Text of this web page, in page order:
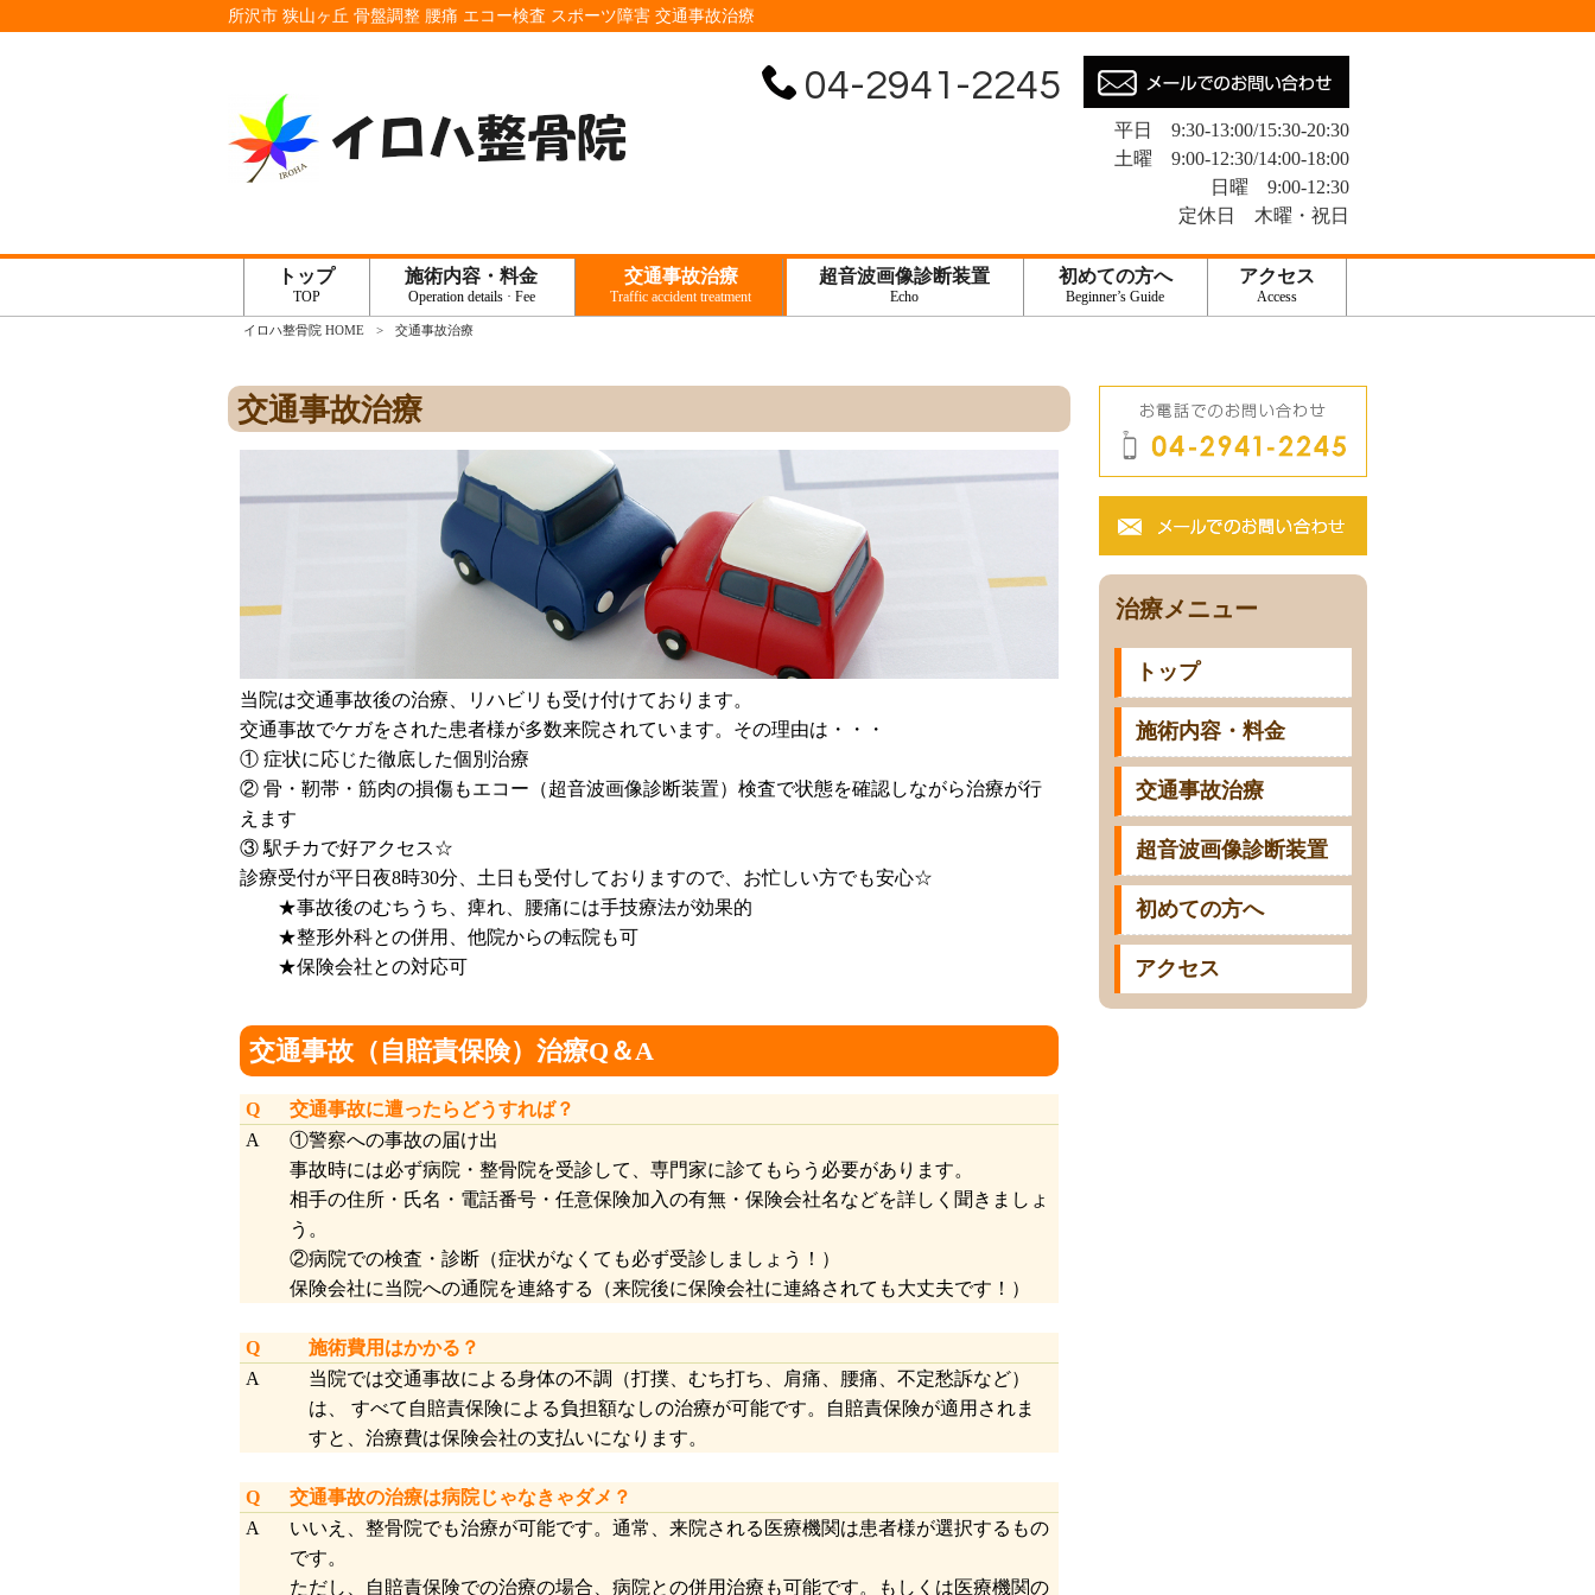
所沢市 狭山ヶ丘 骨盤調整 腰痛 エコー検査 スポーツ障害 交通事故治療
04-2941-2245
平日 9:30-13:00/15:30-20:30
土曜 9:00-12:30/14:00-18:00
日曜 9:00-12:30
定休日 木曜・祝日
トップ
TOP
施術内容・料金
Operation details · Fee
交通事故治療
Traffic accident treatment
超音波画像診断装置
Echo
初めての方へ
Beginner’s Guide
アクセス
Access
イロハ整骨院 HOME > 交通事故治療
交通事故治療
当院は交通事故後の治療、リハビリも受け付けております。
交通事故でケガをされた患者様が多数来院されています。その理由は・・・
① 症状に応じた徹底した個別治療
② 骨・靭帯・筋肉の損傷もエコー（超音波画像診断装置）検査で状態を確認しながら治療が行
えます
③ 駅チカで好アクセス☆
診療受付が平日夜8時30分、土日も受付しておりますので、お忙しい方でも安心☆
★事故後のむちうち、痺れ、腰痛には手技療法が効果的
★整形外科との併用、他院からの転院も可
★保険会社との対応可
交通事故（自賠責保険）治療Q＆A
Q
交通事故に遭ったらどうすれば？
A
①警察への事故の届け出
事故時には必ず病院・整骨院を受診して、専門家に診てもらう必要があります。
相手の住所・氏名・電話番号・任意保険加入の有無・保険会社名などを詳しく聞きましょ
う。
②病院での検査・診断（症状がなくても必ず受診しましょう！）
保険会社に当院への通院を連絡する（来院後に保険会社に連絡されても大丈夫です！）
Q
施術費用はかかる？
A
当院では交通事故による身体の不調（打撲、むち打ち、肩痛、腰痛、不定愁訴など）
は、 すべて自賠責保険による負担額なしの治療が可能です。自賠責保険が適用されま
すと、治療費は保険会社の支払いになります。
Q
交通事故の治療は病院じゃなきゃダメ？
A
いいえ、整骨院でも治療が可能です。通常、来院される医療機関は患者様が選択するもの
です。
ただし、自賠責保険での治療の場合、病院との併用治療も可能です。もしくは医療機関の
治療メニュー
トップ
施術内容・料金
交通事故治療
超音波画像診断装置
初めての方へ
アクセス